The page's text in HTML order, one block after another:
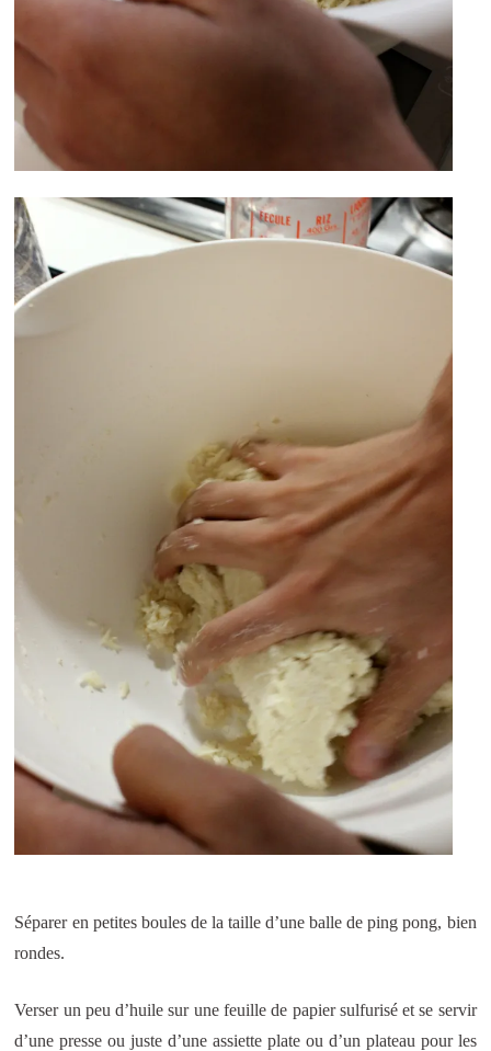
Séparer en petites boules de la taille d’une balle de ping pong, bien
rondes.
Verser un peu d’huile sur une feuille de papier sulfurisé et se servir
d’une presse ou juste d’une assiette plate ou d’un plateau pour les